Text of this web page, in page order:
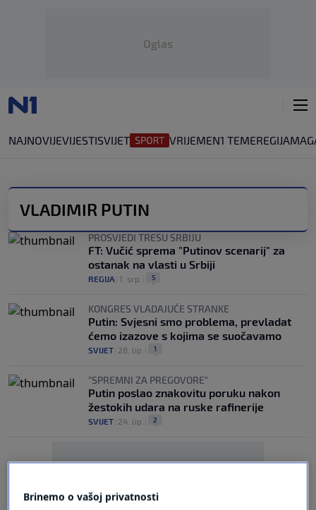
Oglas
NAJNOVIJEVIJESTISVIJET VRIJEMEN1 TEMEREGIJA
VLADIMIR PUTIN
PROSVJEDI TRESU SRBIJU
FT: Vučić sprema "Putinov scenarij" za
ostanak na vlasti u Srbiji
REGIJA 1. srp. 5
KONGRES VLADAJUĆE STRANKE
Putin: Svjesni smo problema, prevladat
ćemo izazove s kojima se suočavamo
SVIJET 28. lip. 1
"SPREMNI ZA PREGOVORE"
Putin poslao znakovitu poruku nakon
žestokih udara na ruske rafinerije
SVIJET 24. lip. 2
Brinemo o vašoj privatnosti